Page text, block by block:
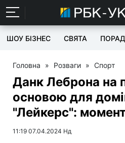
ШОУ БІЗНЕС СВЯТА
Головна » Розваги » Спорт
Данк Леброна на
основою для
"Лейкерс":
11:19 07.04.2024 Нд